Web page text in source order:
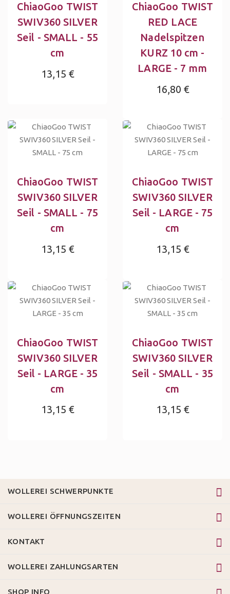
ChiaoGoo TWIST
SWIV360 SILVER
Seil - SMALL - 55
cm
13,15 €
ChiaoGoo TWIST
RED LACE
Nadelspitzen
KURZ 10 cm -
LARGE - 7 mm
16,80 €
ChiaoGoo TWIST
SWIV360 SILVER
Seil - SMALL - 75
cm
13,15 €
ChiaoGoo TWIST
SWIV360 SILVER
Seil - LARGE - 75
cm
13,15 €
ChiaoGoo TWIST
SWIV360 SILVER
Seil - LARGE - 35
cm
13,15 €
ChiaoGoo TWIST
SWIV360 SILVER
Seil - SMALL - 35
cm
13,15 €
WOLLEREI SCHWERPUNKTE
WOLLEREI ÖFFNUNGSZEITEN
KONTAKT
WOLLEREI ZAHLUNGSARTEN
SHOP INFO